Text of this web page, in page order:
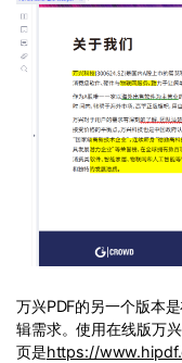
万兴PDF的另一个版本
辑需求。使用在线版万
页是https://